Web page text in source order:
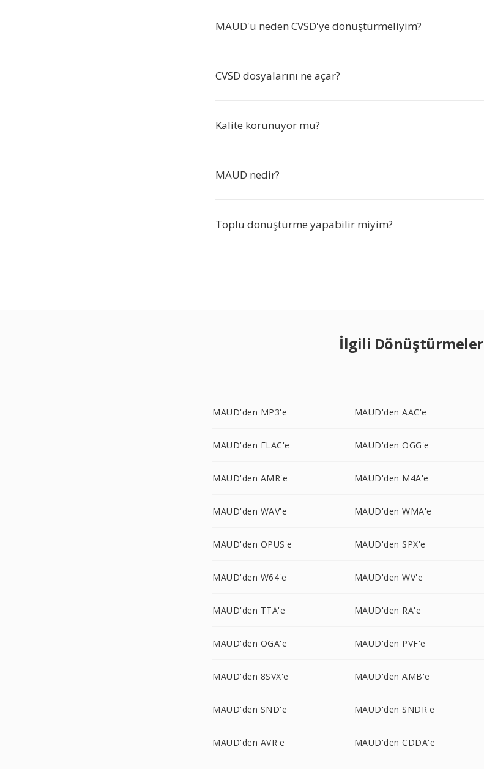
MAUD'u neden CVSD'ye dönüştürmeliyim?
CVSD dosyalarını ne açar?
Kalite korunuyor mu?
MAUD nedir?
Toplu dönüştürme yapabilir miyim?
İlgili Dönüştürmeler
MAUD'den MP3'e MAUD'den AAC'e
MAUD'den FLAC'e MAUD'den OGG'e
MAUD'den AMR'e MAUD'den M4A'e
MAUD'den WAV'e MAUD'den WMA'e
MAUD'den OPUS'e MAUD'den SPX'e
MAUD'den W64'e MAUD'den WV'e
MAUD'den TTA'e MAUD'den RA'e
MAUD'den OGA'e MAUD'den PVF'e
MAUD'den 8SVX'e MAUD'den AMB'e
MAUD'den SND'e MAUD'den SNDR'e
MAUD'den AVR'e MAUD'den CDDA'e